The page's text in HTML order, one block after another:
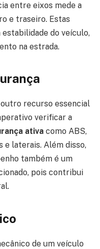
entre eixos mede a
e traseiro. Estas
estabilidade do veículo,
na estrada.
recurso essencial
verificar a
ativa como ABS,
e laterais. Além disso,
também é um
pois contribui
de um veículo